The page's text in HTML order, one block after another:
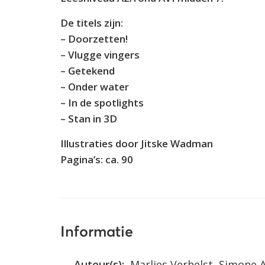
De titels zijn:
– Doorzetten!
– Vlugge vingers
– Getekend
– Onder water
– In de spotlights
– Stan in 3D
Illustraties door Jitske Wadman
Pagina’s: ca. 90
Informatie